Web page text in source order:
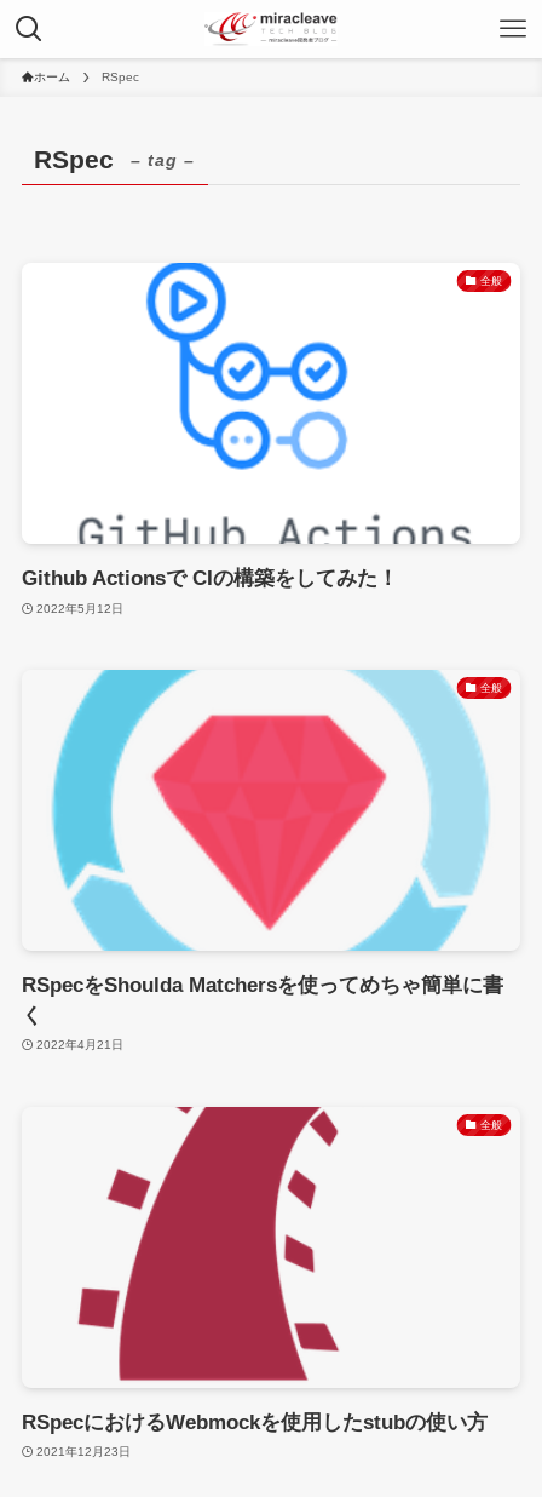
ホーム RSpec
RSpec – tag –
全般
Github Actionsで CIの構築をしてみた！
2022年5月12日
全般
RSpecをShoulda Matchersを使ってめちゃ簡単に書
く
2022年4月21日
全般
RSpecにおけるWebmockを使用したstubの使い方
2021年12月23日